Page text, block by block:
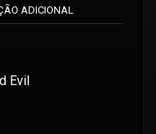
ADICIONAL
Evil